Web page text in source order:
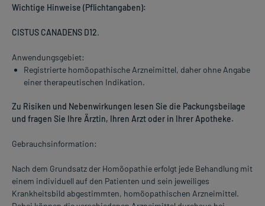
Wichtige Hinweise (Pflichtangaben):
CISTUS CANADENS D12.
Anwendungsgebiet:
Registrierte homöopathische Arzneimittel, daher ohne Angabe
einer therapeutischen Indikation.
Zu Risiken und Nebenwirkungen lesen Sie die Packungsbeilage
und fragen Sie Ihre Ärztin, Ihren Arzt oder in Ihrer Apotheke.
Gebrauchsinformation:
Nach dem Grundsatz der Homöopathie erfolgt jede Behandlung mit
einem individuell auf den Patienten und sein jeweiliges
Krankheitsbild abgestimmten, homöopathischen Arzneimittel.